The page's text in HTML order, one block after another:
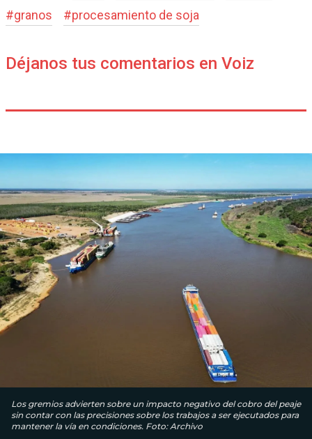
#granos #procesamiento de soja
Déjanos tus comentarios en Voiz
Los gremios advierten sobre un impacto negativo del cobro del peaje
sin contar con las precisiones sobre los trabajos a ser ejecutados para
mantener la vía en condiciones. Foto: Archivo